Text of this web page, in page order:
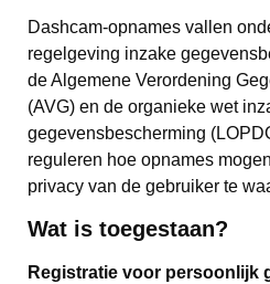
Dashcam-opnames vallen
regelgeving inzake
de Algemene Verordening
(AVG) en de organieke wet
gegevensbescherming
reguleren hoe opnames
privacy van de gebruiker te
Wat is toegestaan?
Registratie voor persoonlijk